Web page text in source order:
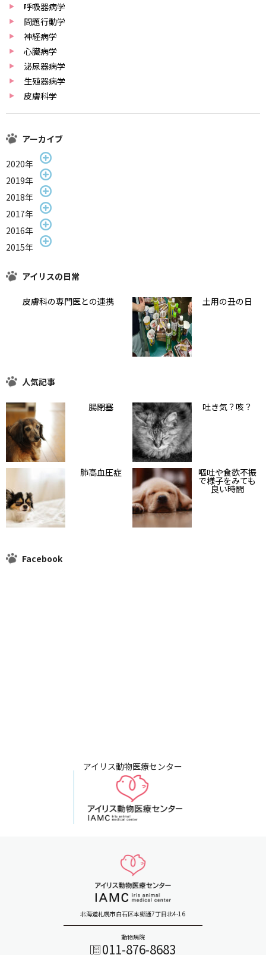
呼吸器病学
問題行動学
神経病学
心臓病学
泌尿器病学
生殖器病学
皮膚科学
アーカイブ
2020年
2019年
2018年
2017年
2016年
2015年
アイリスの日常
皮膚科の専門医との連携 土用の丑の日
人気記事
腸閉塞 吐き気？咳？
肺高血圧症 嘔吐や食欲不振
で様子をみても
良い時間
Facebook
アイリス動物医療センター
北海道札幌市白石区本郷通7丁目北4-16
動物病院
011-876-8683